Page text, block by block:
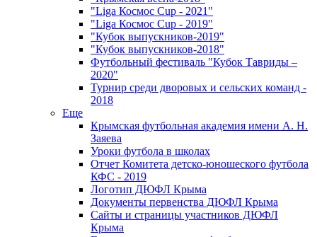
"Liga Космос Cup - 2021"
"Liga Космос Cup - 2019"
"Кубок выпускников-2019"
"Кубок выпускников-2018"
Футбольный фестиваль "Кубок Тавриды –
2020"
Турнир среди дворовых и сельских команд -
2018
Еще
Крымская футбольная академия имени А. Н.
Заяева
Уроки футбола в школах
Отчет Комитета детско-юношеского футбола
КФС - 2019
Логотип ДЮФЛ Крыма
Документы первенства ДЮФЛ Крыма
Сайты и страницы участников ДЮФЛ
Крыма